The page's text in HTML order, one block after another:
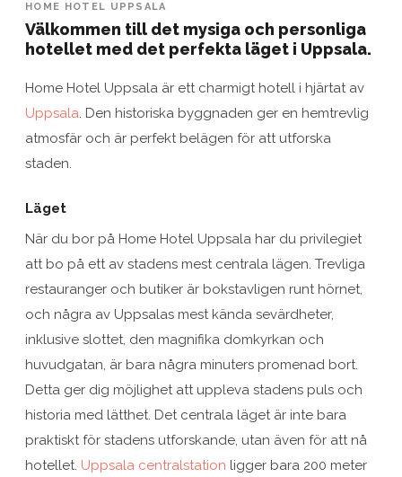
HOME HOTEL UPPSALA
Välkommen till det mysiga och personliga
hotellet med det perfekta läget i Uppsala.
Home Hotel Uppsala är ett charmigt hotell i hjärtat av
Uppsala. Den historiska byggnaden ger en hemtrevlig
atmosfär och är perfekt belägen för att utforska
staden.
Läget
När du bor på Home Hotel Uppsala har du privilegiet
att bo på ett av stadens mest centrala lägen. Trevliga
restauranger och butiker är bokstavligen runt hörnet,
och några av Uppsalas mest kända sevärdheter,
inklusive slottet, den magnifika domkyrkan och
huvudgatan, är bara några minuters promenad bort.
Detta ger dig möjlighet att uppleva stadens puls och
historia med lätthet. Det centrala läget är inte bara
praktiskt för stadens utforskande, utan även för att nå
hotellet. Uppsala centralstation ligger bara 200 meter